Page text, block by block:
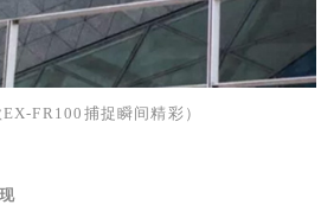
EX-FR100 捕捉瞬间精彩）